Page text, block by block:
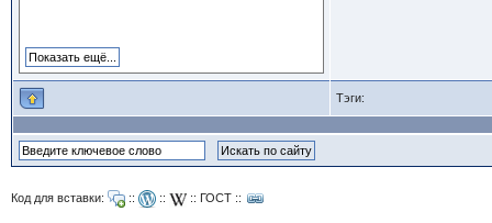
Тэги:
Код для вставки: :: :: :: ГОСТ::